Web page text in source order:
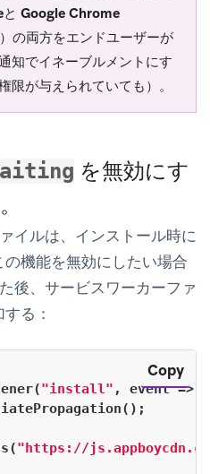
Google Chrome
の両方をエンドユーザーが
知でイネーブルメントにす
限が与えられていても）。
を無効にす
イルは、インストール時に
の機能を無効にしたい場合
後、サービスワーカーファ
る：
Copy
"install" , event => {
"https://